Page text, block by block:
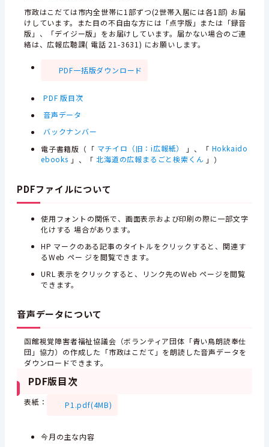
市政はこだては市内全世帯に1部ずつ(2世帯入居には各1部) お届
けしています。また目の不自由な方には「点字版」または「録音
版」、「デイジー版」をお届けしています。届かない場合のご連
絡は、広報広聴課( 電話 21-3631) にお願いします。
PDF一括版ダウンロード
PDF 版目次
音声データ
バックナンバー
電子書籍版（「 マチイロ（旧：i広報紙） 」、「 Hokkaido
ebooks 」、「 北海道の広報まるごと検索くん 」）
PDFファイルについて
使用フォントの関係で、画面表示および印刷の際に一部文字
化けする 場合があります。
HP マークのある記事のタイトルをクリックすると、関連す
るWeb ペー ジを閲覧できます。
URL 表示をクリックすると、リンク先のWeb ページを閲覧
できます。
音声データについて
函館視覚障害者福祉協議会（ボランティア団体「青い鳥朗読奉仕
団」協力）の作成した「市政はこだて」を朗読した音声データを
ダウンロードできます。
PDF版目次
表紙： P1.pdf(4MB)
今月の主な内容